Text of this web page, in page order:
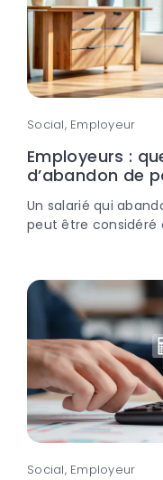
Social, Employeur
Employeurs :
d’abandon de
Un salarié qui
peut être considéré
Social, Employeur